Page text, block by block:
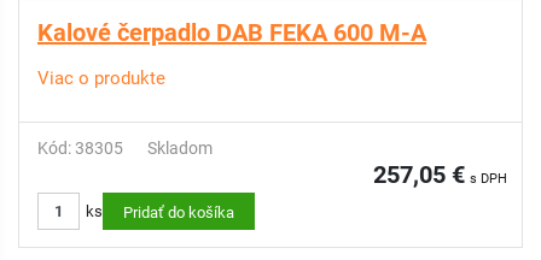
Kalové čerpadlo DAB FEKA 600 M-A
Viac o produkte
Kód: 38305 Skladom
257,05 € s DPH
ks Pridať do košíka